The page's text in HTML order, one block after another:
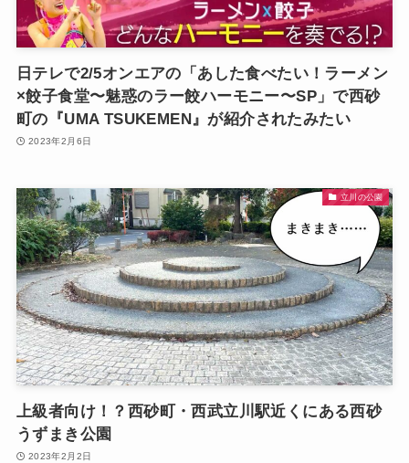
日テレで2/5オンエアの「あした食べたい！ラーメン
×餃子食堂〜魅惑のラー餃ハーモニー〜SP」で西砂
町の『UMA TSUKEMEN』が紹介されたみたい
2023年2月6日
立川の公園
上級者向け！？西砂町・西武立川駅近くにある西砂
うずまき公園
2023年2月2日